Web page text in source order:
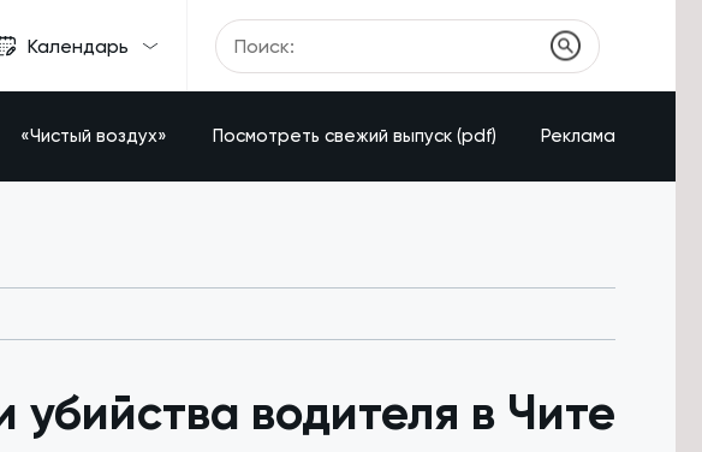
Календарь
«Чистый воздух» Посмотреть свежий выпуск (pdf) Реклама
водителя в Чите